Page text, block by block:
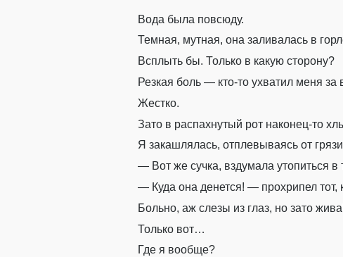
Вода была повсюду.
Темная, мутная, она заливалась в
Всплыть бы. Только в какую сторону?
Резкая боль — кто-то ухватил меня за
Жестко.
Зато в распахнутый рот наконец-то
Я закашлялась, отплевываясь от
— Вот же сучка, вздумала утопиться
— Куда она денется! — прохрипел тот,
Больно, аж слезы из глаз, но зато
Только вот…
Где я вообще?